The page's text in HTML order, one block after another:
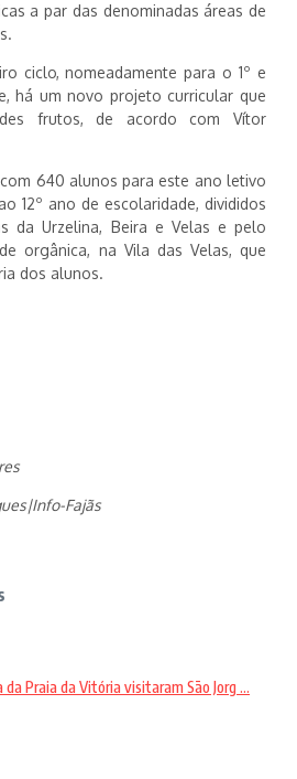
a par das denominadas áreas de
ciclo, nomeadamente para o 1º e
há um novo projeto curricular que
frutos, de acordo com Vítor
640 alunos para este ano letivo
12º ano de escolaridade, divididos
da Urzelina, Beira e Velas e pelo
orgânica, na Vila das Velas, que
dos alunos.
Fajãs
Praia da Vitória visitaram São Jorg ...